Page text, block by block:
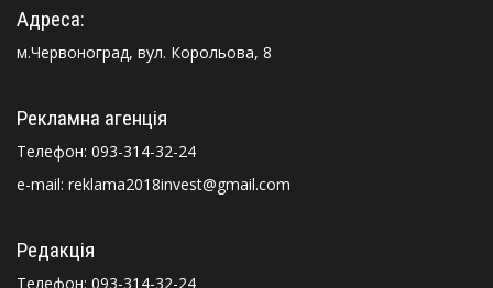
Адреса:
м.Червоноград, вул. Корольова, 8
Рекламна агенція
Телефон: 093-314-32-24
e-mail: reklama2018invest@gmail.com
Редакція
Телефон: 093-314-32-24